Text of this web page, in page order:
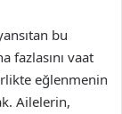
bu
fazlasını vaat
eğlenmenin
Ailelerin,